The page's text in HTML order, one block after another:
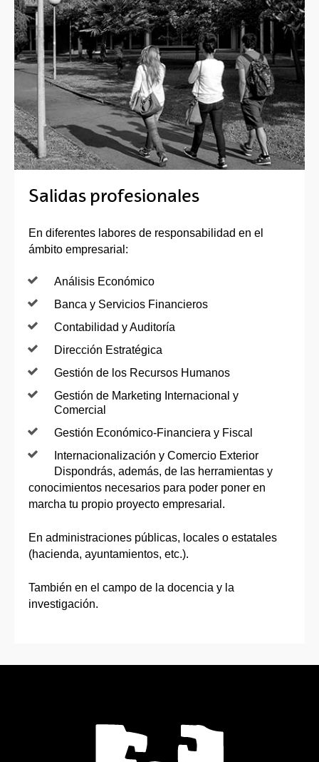
Salidas profesionales
En diferentes labores de responsabilidad en el
ámbito empresarial:
Análisis Económico
Banca y Servicios Financieros
Contabilidad y Auditoría
Dirección Estratégica
Gestión de los Recursos Humanos
Gestión de Marketing Internacional y
Comercial
Gestión Económico-Financiera y Fiscal
Internacionalización y Comercio Exterior
Dispondrás, además, de las herramientas y
conocimientos necesarios para poder poner en
marcha tu propio proyecto empresarial.
En administraciones públicas, locales o estatales
(hacienda, ayuntamientos, etc.).
También en el campo de la docencia y la
investigación.